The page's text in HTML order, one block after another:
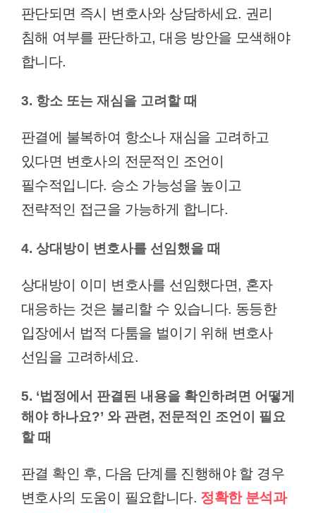
판단되면 즉시 변호사와 상담하세요. 권리
침해 여부를 판단하고, 대응 방안을 모색해야
합니다.
3. 항소 또는 재심을 고려할 때
판결에 불복하여 항소나 재심을 고려하고
있다면 변호사의 전문적인 조언이
필수적입니다. 승소 가능성을 높이고
전략적인 접근을 가능하게 합니다.
4. 상대방이 변호사를 선임했을 때
상대방이 이미 변호사를 선임했다면, 혼자
대응하는 것은 불리할 수 있습니다. 동등한
입장에서 법적 다툼을 벌이기 위해 변호사
선임을 고려하세요.
5. ‘법정에서 판결된 내용을 확인하려면 어떻게
해야 하나요?’ 와 관련, 전문적인 조언이 필요
할 때
판결 확인 후, 다음 단계를 진행해야 할 경우
변호사의 도움이 필요합니다. 정확한 분석과